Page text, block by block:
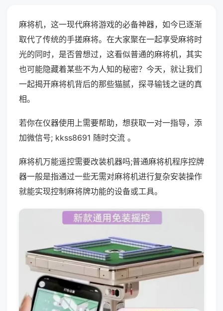
麻将机，这一现代麻将游戏的必备神器，如今已逐渐
取代了传统的手搓麻将。在大家聚在一起享受麻将时
光的同时，是否曾想过，这看似普通的麻将机，其实
也可能隐藏着某些不为人知的秘密？今天，就让我们
一起揭开麻将机背后的那些猫腻，探寻输钱之谜的真
相。
若你在仪器使用上需要帮助，想获取一对一指导，添
加微信号; kkss8691 随时交流 。
麻将机万能遥控需要改装机器吗;普通麻将机程序控牌
器一般是指通过一些无需对麻将机进行复杂安装操作
就能实现控制麻将牌功能的设备或工具。